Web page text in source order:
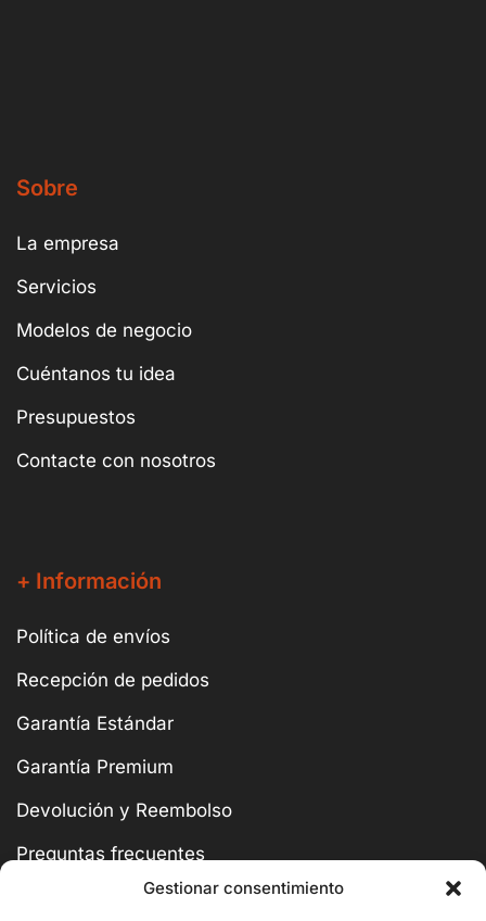
Gestionar consentimiento
Sobre
La empresa
Servicios
Modelos de negocio
Cuéntanos tu idea
Presupuestos
Contacte con nosotros
+ Información
Política de envíos
Recepción de pedidos
Garantía Estándar
Garantía Premium
Devolución y Reembolso
Preguntas frecuentes